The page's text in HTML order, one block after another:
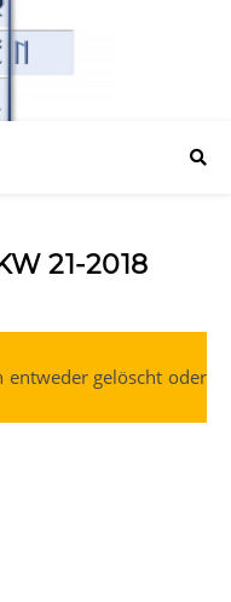
21-2018
entweder gelöscht oder